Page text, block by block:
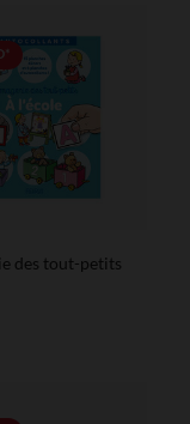
des tout-petits